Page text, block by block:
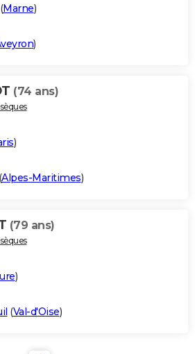
Marne)
)
(74 ans)
)
(Alpes-Maritimes)
(79 ans)
)
(Val-d'Oise)